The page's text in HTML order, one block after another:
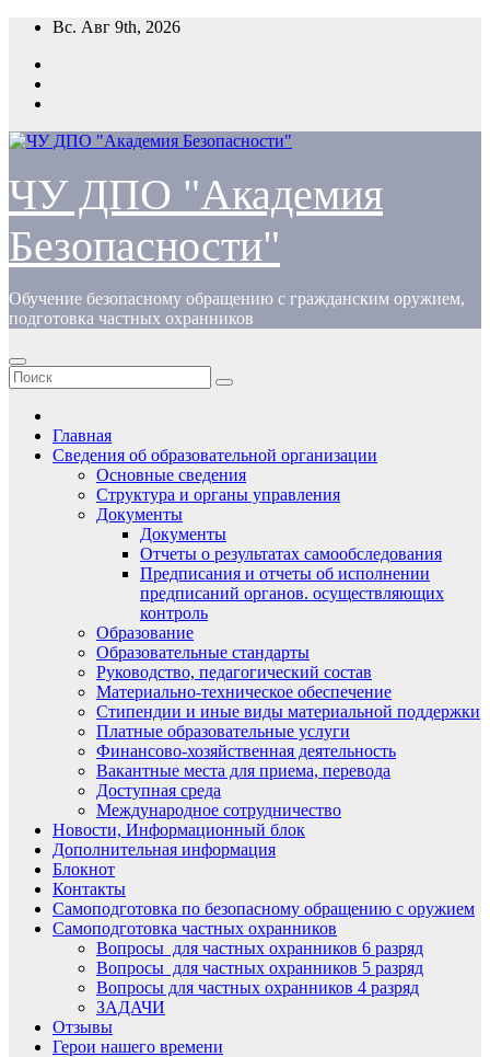
Перейти
содержимому
Вс. Авг 9th, 2026
ЧУ ДПО "Академия
Безопасности"
Обучение безопасному обращению с гражданским оружием,
подготовка частных охранников
Главная
Сведения об образовательной организации
Основные сведения
Структура и органы управления
Документы
Документы
Отчеты о результатах самообследования
Предписания и отчеты об исполнении
предписаний органов. осуществляющих
контроль
Образование
Образовательные стандарты
Руководство, педагогический состав
Материально-техническое обеспечение
Стипендии и иные виды материальной поддержки
Платные образовательные услуги
Финансово-хозяйственная деятельность
Вакантные места для приема, перевода
Доступная среда
Международное сотрудничество
Новости, Информационный блок
Дополнительная информация
Блокнот
Контакты
Самоподготовка по безопасному обращению с оружием
Самоподготовка частных охранников
Вопросы для частных охранников 6 разряд
Вопросы для частных охранников 5 разряд
Вопросы для частных охранников 4 разряд
ЗАДАЧИ
Отзывы
Герои нашего времени